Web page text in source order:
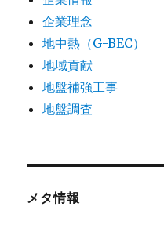
企業理念
地中熱（G-BEC）
地域貢献
地盤補強工事
地盤調査
メタ情報